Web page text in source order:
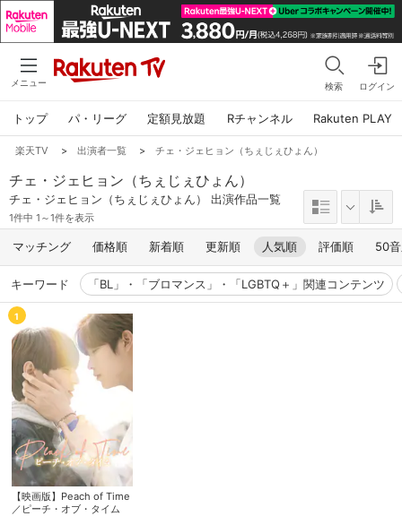
メニュー 検索 ログイン
トップ パ・リーグ 定額見放題 Rチャンネル Rakuten PLAY
楽天TV > 出演者一覧 > チェ・ジェヒョン（ちぇじぇひょん）
チェ・ジェヒョン（ちぇじぇひょん）
チェ・ジェヒョン（ちぇじぇひょん） 出演作品一覧
1件中 1～1件を表示
マッチング 価格順 新着順 更新順 人気順 評価順 50
キーワード 「BL」・「ブロマンス」・「LGBTQ＋」関連コンテンツ
1
【映画版】Peach of Time
／ピーチ・オブ・タイム